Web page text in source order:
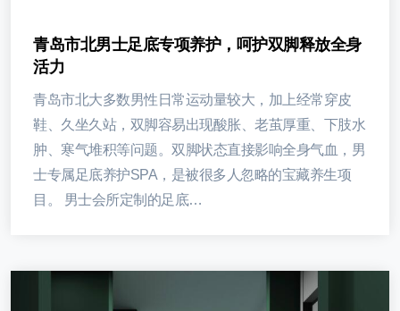
青岛市北男士足底专项养护，呵护双脚释放全身
活力
青岛市北大多数男性日常运动量较大，加上经常穿皮
鞋、久坐久站，双脚容易出现酸胀、老茧厚重、下肢水
肿、寒气堆积等问题。双脚状态直接影响全身气血，男
士专属足底养护SPA，是被很多人忽略的宝藏养生项
目。 男士会所定制的足底…